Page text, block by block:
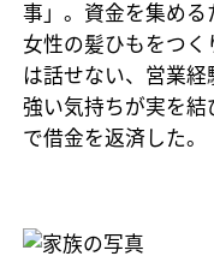
事」。資金を集める
女性の髪ひもをつ
は話せない、営業
強い気持ちが実を
で借金を返済した。